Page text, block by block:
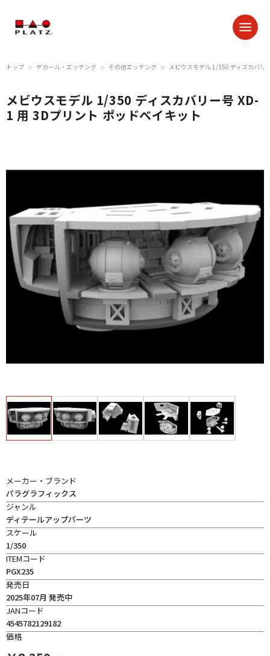
トップ ＞ デカール・エッチング ＞ その他エッチング ＞ メビウスモデル 1/350 ディスカバリ
メビウスモデル 1/350 ディスカバリー号 XD-
1 用 3Dプリント ポッドベイキット
メーカー・ブランド
パラグラフィックス
ジャンル
ディテールアップパーツ
スケール
1/350
ITEMコード
PGX235
発売日
2025年07月 発売中
JANコード
4545782129182
価格